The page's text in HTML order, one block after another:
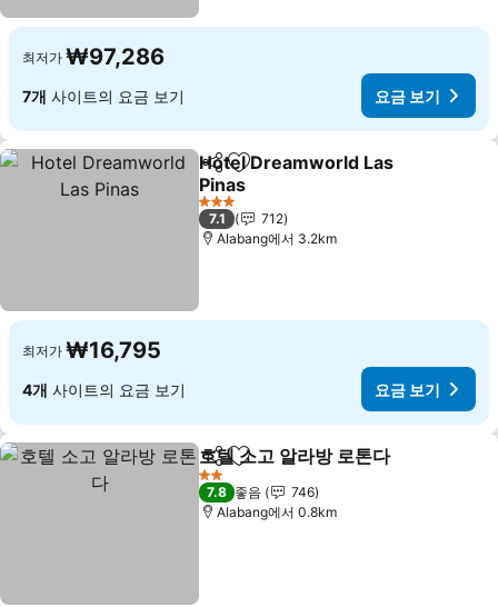
최저가 ₩97,286
7개 사이트의 요금 보기 요금 보기
공유 즐겨찾기에 추가
Hotel Dreamworld Las
Pinas
3 성급
7.1
712
Alabang에서 3.2km
최저가 ₩16,795
4개 사이트의 요금 보기 요금 보기
공유 즐겨찾기에 추가
호텔 소고 알라방 로톤다
2 성급
7.8 좋음
746
Alabang에서 0.8km